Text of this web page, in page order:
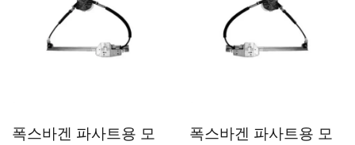
폭스바겐 파사트용 모
폭스바겐 파사트용 모